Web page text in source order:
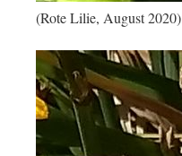
(Rote Lilie, August 2020)